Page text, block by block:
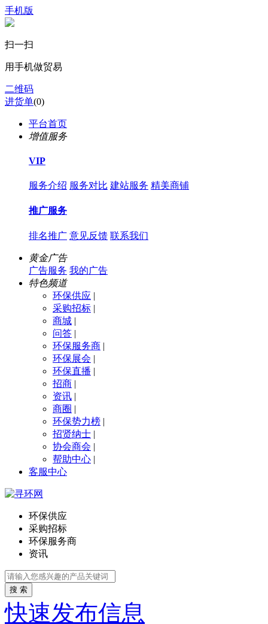
手机版
扫一扫
用手机做贸易
二维码
进货单(0)
平台首页
增值服务
VIP
服务介绍 服务对比 建站服务 精美商铺
推广服务
排名推广 意见反馈 联系我们
黄金广告
广告服务 我的广告
特色频道
环保供应 |
采购招标 |
商城 |
问答 |
环保服务商 |
环保展会 |
环保直播 |
招商 |
资讯 |
商圈 |
环保势力榜 |
招贤纳士 |
协会商会 |
帮助中心 |
客服中心
环保供应
采购招标
环保服务商
资讯
搜 索
快速发布信息